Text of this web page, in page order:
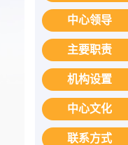
中心领导
主要职责
机构设置
中心文化
联系方式